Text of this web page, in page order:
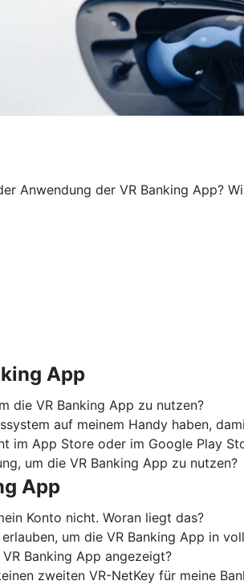
Anwendung der VR Banking App?
App
die VR Banking App zu nutzen?
auf meinem Handy haben,
im App Store oder im Google Play
um die VR Banking App zu nutzen?
App
Konto nicht. Woran liegt das?
um die VR Banking App in
Banking App angezeigt?
zweiten VR-NetKey für meine